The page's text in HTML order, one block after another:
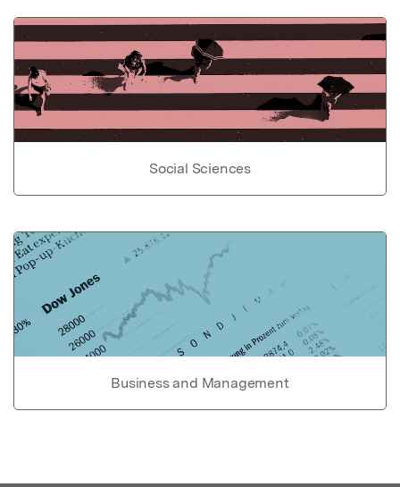
Social Sciences
Business and Management